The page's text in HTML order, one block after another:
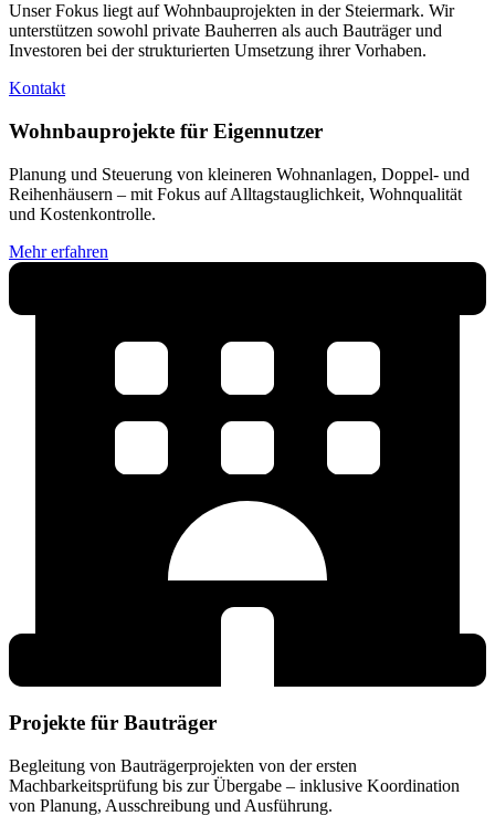
Unser Fokus liegt auf Wohnbauprojekten in der Steiermark. Wir
unterstützen sowohl private Bauherren als auch Bauträger und
Investoren bei der strukturierten Umsetzung ihrer Vorhaben.
Kontakt
Wohnbauprojekte für Eigennutzer
Planung und Steuerung von kleineren Wohnanlagen, Doppel- und
Reihenhäusern – mit Fokus auf Alltagstauglichkeit, Wohnqualität
und Kostenkontrolle.
Mehr erfahren
Projekte für Bauträger
Begleitung von Bauträgerprojekten von der ersten
Machbarkeitsprüfung bis zur Übergabe – inklusive Koordination
von Planung, Ausschreibung und Ausführung.